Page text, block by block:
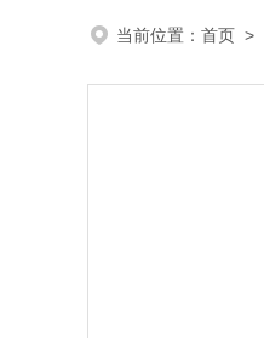
当前位置： 首页 >